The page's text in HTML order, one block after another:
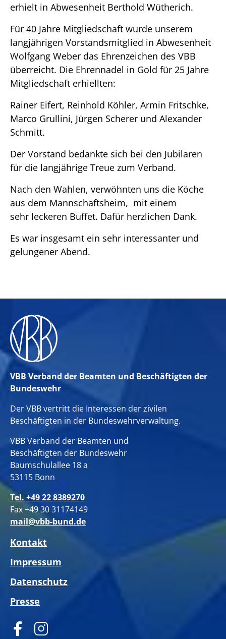
erhielt in Abwesenheit Berthold Wütherich.
Für 40 Jahre Mitgliedschaft wurde unserem
langjährigen Vorstandsmitglied in Abwesenheit
Wolfgang Weber das Ehrenzeichen des VBB
überreicht. Die Ehrennadel in Gold für 25 Jahre
Mitgliedschaft erhiellten:
Rainer Eifert, Reinhold Köhler, Armin Fritschke,
Marco Grullini, Jürgen Scherer und Alexander
Schmitt.
Der Vorstand bedankte sich bei den Jubilaren
für die langjährige Treue zum Verband.
Nach den Wahlen, verwöhnten uns die Köche
aus dem Mannschaftsheim, mit einem
sehr leckeren Buffet. Dafür herzlichen Dank.
Es war insgesamt ein sehr interessanter und
gelungener Abend.
VBB Verband der Beamten und Beschäftigten der
Bundeswehr
Der VBB vertritt die Interessen der zivilen
Beschäftigten in der Bundeswehrverwaltung.
VBB Verband der Beamten und
Beschäftigten der Bundeswehr
Baumschulallee 18 a
53115 Bonn
Tel. +49 22 8389270
Fax +49 30 31174149
mail@vbb-bund.de
Kontakt
Impressum
Datenschutz
Presse